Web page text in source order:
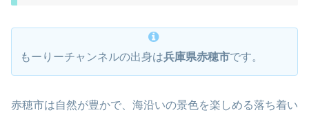
もーりーチャンネルの出身は兵庫県赤穂市です。
赤穂市は自然が豊かで、海沿いの景色を楽しめる落ち着い